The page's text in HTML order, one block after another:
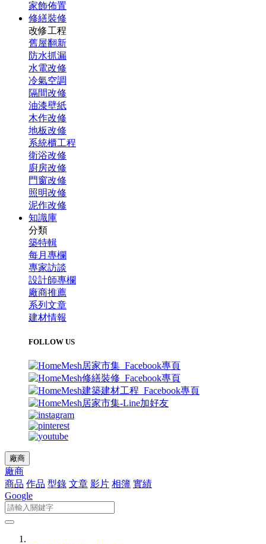
家飾佈置
修繕裝修
改修工程
舊屋翻新
防水抓漏
水電改修
冷氣空調
隔間改修
油漆壁紙
木作改修
地板改修
系統櫃工程
衛浴改修
廚房改修
門窗改修
照明改修
泥作改修
知識庫
分類
築特輯
每月專欄
專家訪談
設計師專欄
廠商推薦
系列文章
建材情報
FOLLOW US
廠商
廠商
商品 作品 型錄 文章 影片 相簿 實績
Google